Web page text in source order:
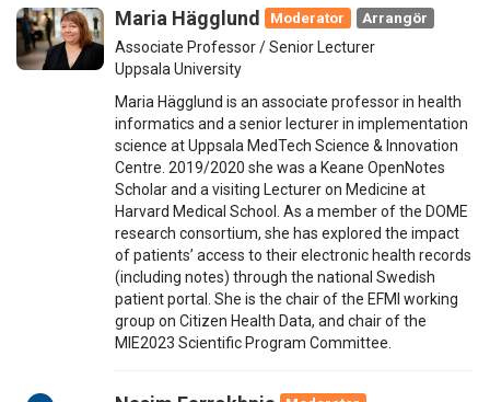
Maria Hägglund Moderator
Arrangör
Associate Professor / Senior Lecturer
Uppsala University
Maria Hägglund is an associate professor in health
informatics and a senior lecturer in implementation
science at Uppsala MedTech Science & Innovation
Centre. 2019/2020 she was a Keane OpenNotes
Scholar and a visiting Lecturer on Medicine at
Harvard Medical School. As a member of the DOME
research consortium, she has explored the impact
of patients’ access to their electronic health records
(including notes) through the national Swedish
patient portal. She is the chair of the EFMI working
group on Citizen Health Data, and chair of the
MIE2023 Scientific Program Committee.